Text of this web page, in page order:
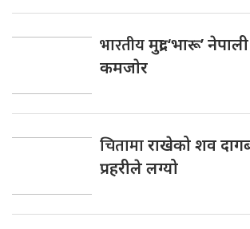
भारतीयमुद्रा ‘भारू’
कमजाेर
चितामाराखेको शव
प्रहरीले लग्यो